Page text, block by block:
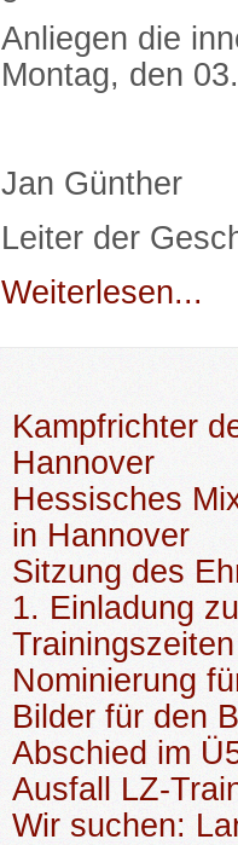
Anliegen die
Montag, den
Jan Günther
Leiter der
Weiterlesen...
Kampfrichter
Hannover
Hessisches
in Hannover
Sitzung des
1. Einladung
Nominierung
Bilder für den
Abschied im
Ausfall LZ-
Wir suchen: